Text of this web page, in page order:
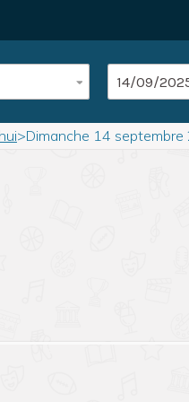
>Dimanche 14